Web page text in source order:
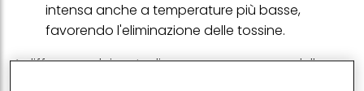
intensa anche a temperature più basse,
favorendo l'eliminazione delle tossine.
A differenza dei metodi a vapore o a secco delle